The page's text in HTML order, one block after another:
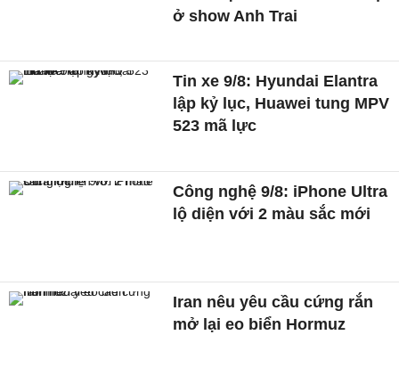
ở show Anh Trai
Tin xe 9/8: Hyundai Elantra
lập kỷ lục, Huawei tung MPV
523 mã lực
Công nghệ 9/8: iPhone Ultra
lộ diện với 2 màu sắc mới
Iran nêu yêu cầu cứng rắn
mở lại eo biển Hormuz